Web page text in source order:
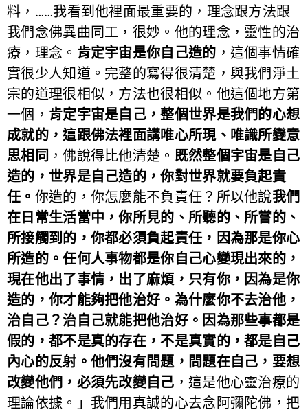
料，……我看到他裡面最重要的，理念跟方法跟
我們念佛異曲同工，很妙。他的理念，靈性的治
療，理念。 肯定宇宙是你自己造的 ，這個事情確
實很少人知道。完整的寫得很清楚，與我們淨土
宗的道理很相似，方法也很相似。他這個地方第
一個， 肯定宇宙是自己，整個世界是我們的心想
成就的，這跟佛法裡面講唯心所現、唯識所變意
思相同 ，佛說得比他清楚。 既然整個宇宙是自己
造的，世界是自己造的，你對世界就要負起責
任。 你造的，你怎麼能不負責任？所以他說我們
在日常生活當中，你所見的、所聽的、所嘗的、
所接觸到的，你都必須負起責任，因為那是你心
所造的。任何人事物都是你自己心變現出來的，
現在他出了事情，出了麻煩，只有你，因為是你
造的，你才能夠把他治好。為什麼你不去治他，
治自己？治自己就能把他治好。因為那些事都是
假的，都不是真的存在，不是真實的，都是自己
內心的反射。他們沒有問題，問題在自己，要想
改變他們，必須先改變自己 ，這是他心靈治療的
理論依據。」我們用真誠的心去念阿彌陀佛，把